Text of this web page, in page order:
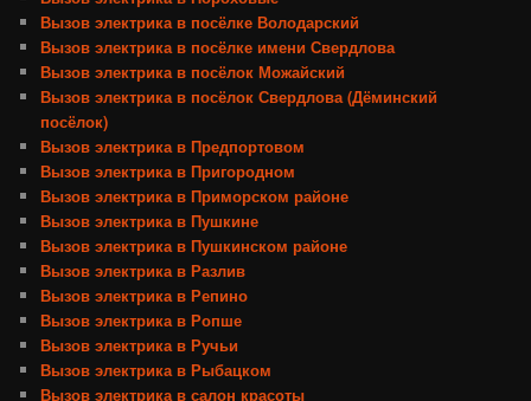
Вызов электрика в посёлке Володарский
Вызов электрика в посёлке имени Свердлова
Вызов электрика в посёлок Можайский
Вызов электрика в посёлок Свердлова (Дёминский
посёлок)
Вызов электрика в Предпортовом
Вызов электрика в Пригородном
Вызов электрика в Приморском районе
Вызов электрика в Пушкине
Вызов электрика в Пушкинском районе
Вызов электрика в Разлив
Вызов электрика в Репино
Вызов электрика в Ропше
Вызов электрика в Ручьи
Вызов электрика в Рыбацком
Вызов электрика в салон красоты